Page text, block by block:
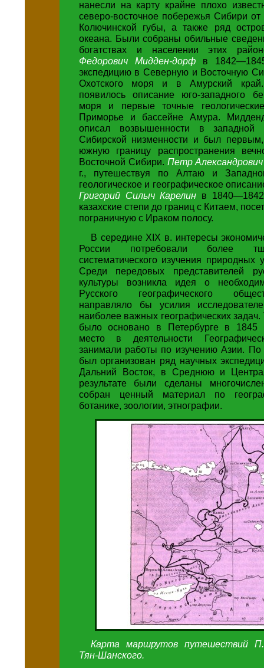
нанесли на карту крайне плохо
северо-восточное побережья Сибири
Колючинской губы, а также ряд
океана. Были собраны обильные
богатствах и населении этих
Федорович Мидден-дорф в
экспедицию в Северную и Восточную
Охотского моря и в Амурский
появилось описание юго-западного
моря и первые точные
Приморье и бассейне Амура.
описал возвышенности в западной
Сибирской низменности и был
южную границу распространения
Восточной Сибири. Петр
г., путешествуя по Алтаю и
геологическое и географическое
Григорий Силыч Карелин в 1840—1842
казахские степи до границ с Китаем,
пограничную с Ираком полосу.
В середине XIX в. интересы
России потребовали более
систематического изучения природных
Среди передовых представителей
культуры возникла идея о
Русского географического
направляло бы усилия
наиболее важных географических
было основано в Петербурге в 1845
место в деятельности
занимали работы по изучению Азии. По
был организован ряд научных
Дальний Восток, в Среднюю и
результате были сделаны
собран ценный материал по
ботанике, зоологии, этнографии.
Карта маршрутов путешествий
Тян-Шанского.